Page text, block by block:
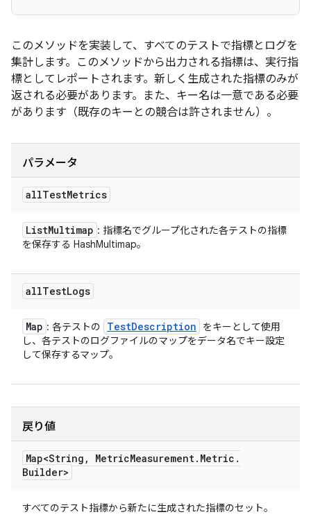
このメソッドを実装して、すべてのテストで指標とログを
集計します。このメソッドから出力される指標は、実行指
標としてレポートされます。新しく生成された指標のみが
返される必要があります。また、キー名は一意である必要
があります（既存のキーとの競合は許されません）。
パラメータ
allTestMetrics
ListMultimap : 指標名でグループ化された各テストの指標
を保存する HashMultimap。
allTestLogs
Map : 各テストの TestDescription
をキーとして使用
し、各テストのログファイルのマップをデータ名でキー設定
して保存するマップ。
戻り値
Map<String , MetricMeasurement. Metric .
Builder>
すべてのテスト指標から新たに生成された指標のセット。